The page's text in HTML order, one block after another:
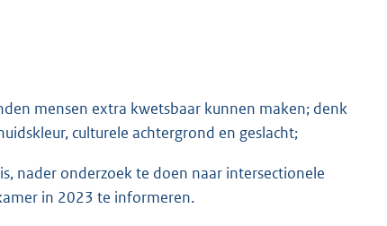
mensen extra kwetsbaar kunnen maken; denk
culturele achtergrond en geslacht;
nader onderzoek te doen naar intersectionele
in 2023 te informeren.